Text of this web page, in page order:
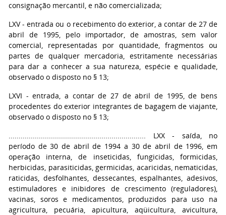
consignação mercantil, e não comercializada;
LXV - entrada ou o recebimento do exterior, a contar de 27 de
abril de 1995, pelo importador, de amostras, sem valor
comercial, representadas por quantidade, fragmentos ou
partes de qualquer mercadoria, estritamente necessárias
para dar a conhecer a sua natureza, espécie e qualidade,
observado o disposto no § 13;
LXVI - entrada, a contar de 27 de abril de 1995, de bens
procedentes do exterior integrantes de bagagem de viajante,
observado o disposto no § 13;
.................................................................... LXX - saída, no
período de 30 de abril de 1994 a 30 de abril de 1996, em
operação interna, de inseticidas, fungicidas, formicidas,
herbicidas, parasiticidas, germicidas, acaricidas, nematicidas,
raticidas, desfolhantes, dessecantes, espalhantes, adesivos,
estimuladores e inibidores de crescimento (reguladores),
vacinas, soros e medicamentos, produzidos para uso na
agricultura, pecuária, apicultura, aqüicultura, avicultura,